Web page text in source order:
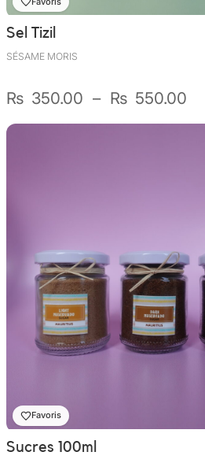
Sel Tizil
SÉSAME MORIS
₨ 350.00 – ₨ 550.00
Sucres 100ml
Favoris